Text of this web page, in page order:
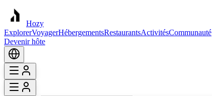
Hozy
ExplorerVoyagerHébergementsRestaurantsActivitésCommunauté
Devenir hôte